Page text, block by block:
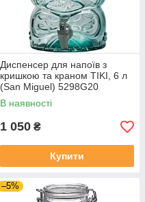
Диспенсер для напоїв з
кришкою та краном TIKI, 6 л
(San Miguel) 5298G20
В наявності
1 050 ₴
Купити
–5%